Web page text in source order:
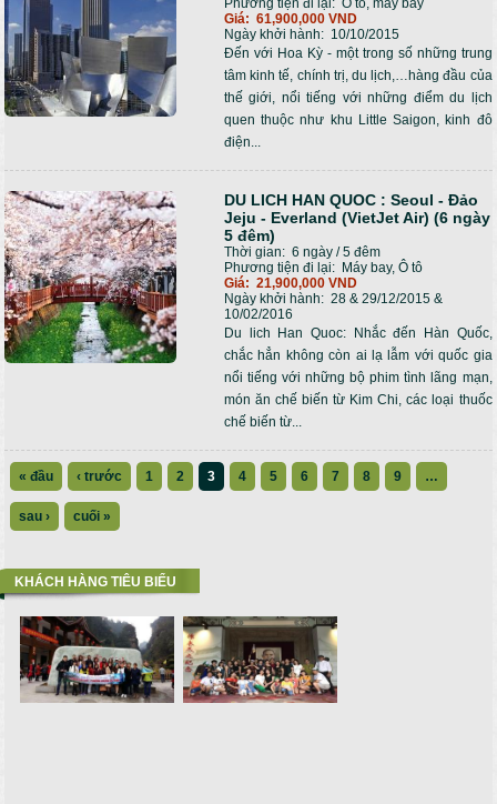
Phương tiện đi lại: Ô tô, máy bay
Giá: 61,900,000 VND
Ngày khởi hành: 10/10/2015
Đến với Hoa Kỳ - một trong số những trung
tâm kinh tế, chính trị, du lịch,…hàng đầu của
thế giới, nổi tiếng với những điểm du lịch
quen thuộc như khu Little Saigon, kinh đô
điện...
DU LICH HAN QUOC : Seoul - Đảo
Jeju - Everland (VietJet Air) (6 ngày
5 đêm)
Thời gian: 6 ngày / 5 đêm
Phương tiện đi lại: Máy bay, Ô tô
Giá: 21,900,000 VND
Ngày khởi hành: 28 & 29/12/2015 &
10/02/2016
Du lich Han Quoc: Nhắc đến Hàn Quốc,
chắc hẳn không còn ai lạ lẫm với quốc gia
nổi tiếng với những bộ phim tình lãng mạn,
món ăn chế biến từ Kim Chi, các loại thuốc
chế biến từ...
« đầu ‹ trước 1 2 3 4 5 6 7 8 9 …
sau › cuối »
KHÁCH HÀNG TIÊU BIỂU